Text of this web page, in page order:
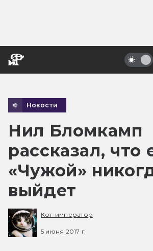
Новости
Нил Бломкамп
рассказал, что
«Чужой»
выйдет
Кот-император
5 июня 2017 г.